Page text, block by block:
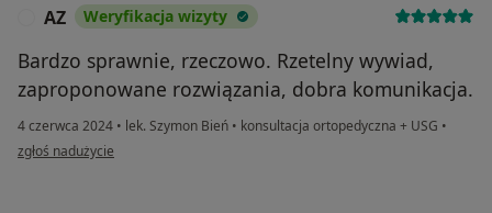
AZ Weryfikacja wizyty
Bardzo sprawnie, rzeczowo. Rzetelny wywiad,
zaproponowane rozwiązania, dobra komunikacja.
4 czerwca 2024 • lek. Szymon Bień • konsultacja ortopedyczna + USG •
w opinii użytkownika AZ
zgłoś nadużycie